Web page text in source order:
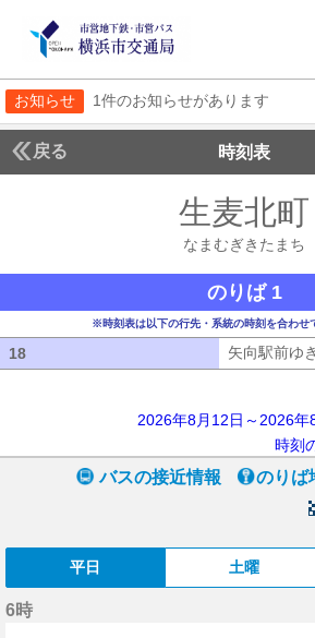
お知らせ 1件のお知らせがあります
戻る 時刻表
生麦北町
なまむぎきたまち
のりば 1
※時刻表は以下の行先・系統の時刻を合わせ
18 矢向駅前ゆき
2026年8月12日～2026年
時刻
バスの接近情報 のりば
平日 土曜
6時